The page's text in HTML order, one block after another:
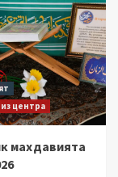
центра
махдавията